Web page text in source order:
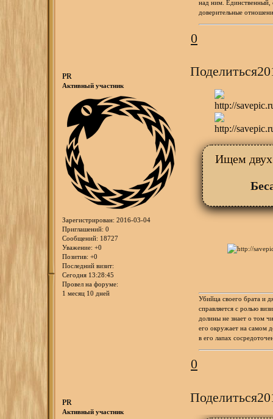
над ним. Единственный,
доверительные
0
Поделиться
PR
Активный участник
Зарегистрирован: 2016-03-04
Приглашений: 0
Сообщений: 18727
Уважение: +0
Позитив: +0
Последний визит:
Сегодня 13:28:45
Провел на форуме:
1 месяц 10 дней
Ищем
Убийца своего брата и
справляется с ролью
долины не знает о том
его окружает на самом
в его лапах
0
Поделиться
PR
Активный участник